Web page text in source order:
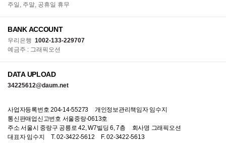
주일, 주말, 공휴일 휴무
BANK ACCOUNT
우리은행 1002-133-229707
예금주 : 그래픽오션
DATA UPLOAD
34225612@daum.net
사업자등록번호 204-14-55273
개인정보관리책임자 임수지
통신판매업신고번호 서울중랑-0613호
주소 서울시 중랑구 공릉로 42, W7빌딩 6, 7층
회사명 그래픽오션
대표자 임수지
T. 02-3422-5612
F. 02-3422-5613